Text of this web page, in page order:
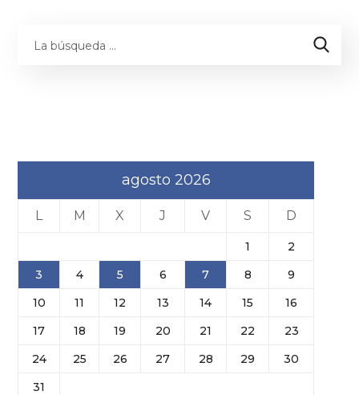
agosto 2026
L M X J V S D
1
2
3
4 5 6 7 8
9
10
11 12 13 14 15
16
17
18 19 20 21 22
23
24
25 26 27 28 29
30
31